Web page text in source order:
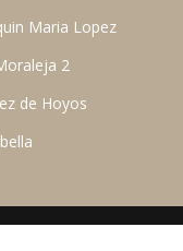
Maria Lopez
2
de Hoyos